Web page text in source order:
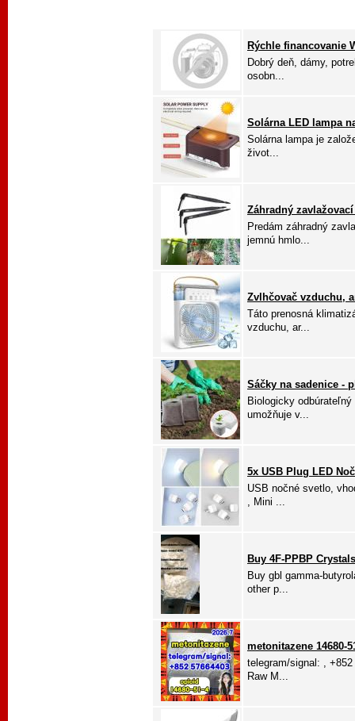
Rýchle financovanie
Dobrý deň, dámy,
osobn...
Solárna LED lampa
Solárna lampa je
život...
Záhradný
Predám záhradný
jemnú hmlo...
Zvlhčovač vzduchu,
Táto prenosná
vzduchu, ar...
Sáčky na sadenice -
Biologicky
umožňuje v...
5x USB Plug LED
USB nočné svetlo,
, Mini ...
Buy 4F-PPBP
Buy gbl gamma-
other p...
metonitazene 14680-
telegram/signal: ,
Raw M...